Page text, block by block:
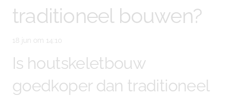
traditioneel bouwen?
18 jun om 14:10
Is houtskeletbouw
goedkoper dan traditioneel